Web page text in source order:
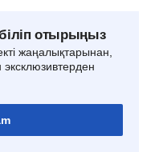
отырыңыз
жаңалықтарынан,